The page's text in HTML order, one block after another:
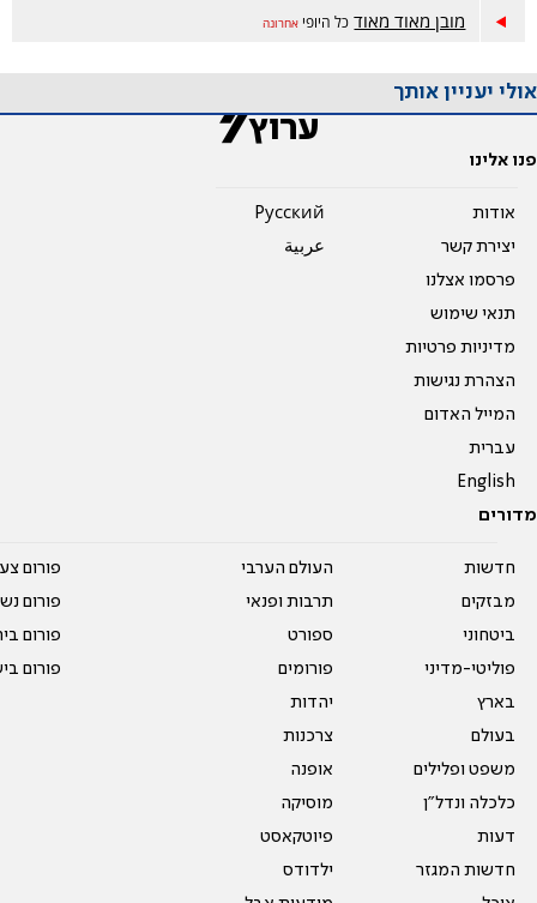
מובן מאוד מאוד כל היופי אחרונה
אולי יעניין אותך
פנו אלינו
אודות
יצירת קשר
פרסמו אצלנו
תנאי שימוש
מדיניות פרטיות
הצהרת נגישות
המייל האדום
עברית
English
Pусский
عربية
מדורים
חדשות
מבזקים
ביטחוני
פוליטי-מדיני
בארץ
בעולם
משפט ופלילים
כלכלה ונדל"ן
דעות
חדשות המגזר
העולם הערבי
תרבות ופנאי
ספורט
פורומים
יהדות
צרכנות
אופנה
מוסיקה
פיוטקאסט
ילדודס
פורום
פורום
פורום
פורום